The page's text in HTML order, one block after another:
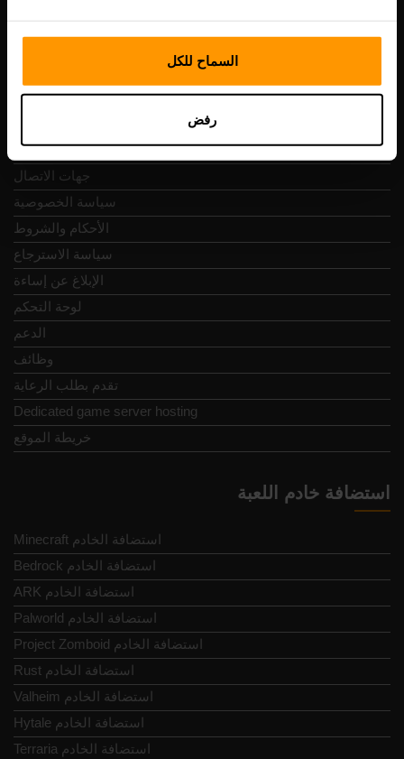
السماح للكل
رفض
التنقل السريع
المراجعات
جهات الاتصال
سياسة الخصوصية
الأحكام والشروط
سياسة الاسترجاع
الإبلاغ عن إساءة
لوحة التحكم
الدعم
وظائف
تقدم بطلب الرعاية
Dedicated game server hosting
خريطة الموقع
استضافة خادم اللعبة
Minecraft استضافة الخادم
Bedrock استضافة الخادم
ARK استضافة الخادم
Palworld استضافة الخادم
Project Zomboid استضافة الخادم
Rust استضافة الخادم
Valheim استضافة الخادم
Hytale استضافة الخادم
Terraria استضافة الخادم